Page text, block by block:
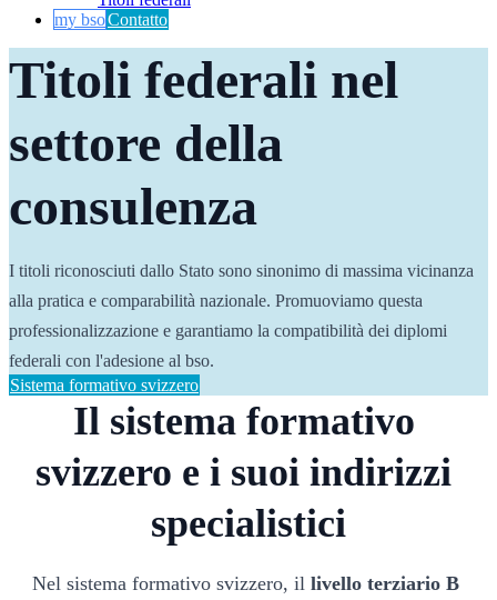
my bsoContatto
Titoli federali nel
settore della
consulenza
I titoli riconosciuti dallo Stato sono sinonimo di massima vicinanza
alla pratica e comparabilità nazionale. Promuoviamo questa
professionalizzazione e garantiamo la compatibilità dei diplomi
federali con l'adesione al bso.
Sistema formativo svizzero
Il sistema formativo
svizzero e i suoi indirizzi
specialistici
Nel sistema formativo svizzero, il livello terziario B